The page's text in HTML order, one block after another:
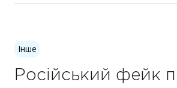
Інше
Російський фейк